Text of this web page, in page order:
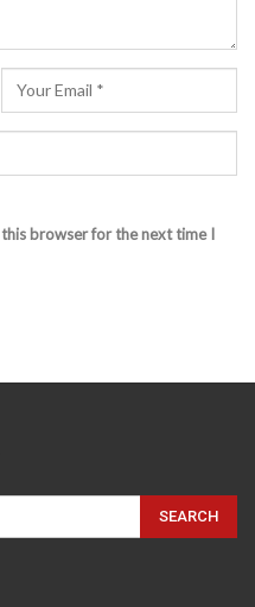
browser for the next time I